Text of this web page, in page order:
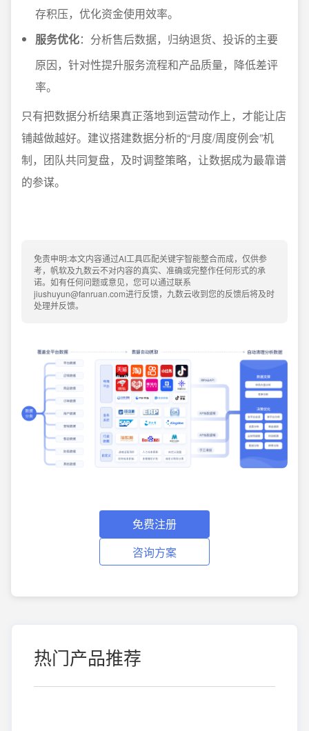
存积压，优化资金使用效率。
服务优化：分析售后数据，归纳退货、投诉的主要
原因，针对性提升服务流程和产品质量，降低差评
率。
只有把数据分析结果真正落地到运营动作上，才能让店
铺越做越好。建议搭建数据分析的“月度/周度例会”机
制，团队共同复盘，及时调整策略，让数据成为最靠谱
的参谋。
免责申明:本文内容通过AI工具匹配关键字智能整合而成，仅供参
考，帆软及九数云不对内容的真实、准确或完整作任何形式的承
诺。如有任何问题或意见，您可以通过联系
jiushuyun@fanruan.com进行反馈，九数云收到您的反馈后将及时
处理并反馈。
免费注册
咨询方案
热门产品推荐